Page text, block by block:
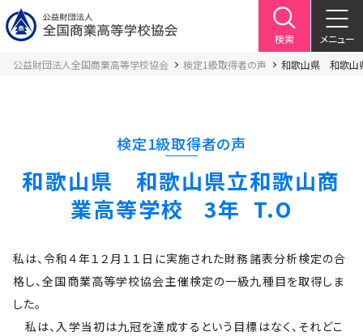
検索
メニュー
公益財団法人全国商業高等学校協会
検定1級取得者の声 和歌山県 和歌山
検定1級取得者の声
和歌山県 和歌山県立和歌山商
業高等学校 3年 T.O
私は、令和４年１２月１１日に実施された財務諸表分析検定の合
格し、全国商業高等学校協会主催検定の一級九種目を取得しま
した。
私は、入学当初は九冠を達成するという目標はなく、それどこ